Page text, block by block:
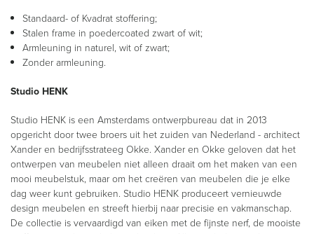
Standaard- of Kvadrat stoffering;
Stalen frame in poedercoated zwart of wit;
Armleuning in naturel, wit of zwart;
Zonder armleuning.
Studio HENK
Studio HENK is een Amsterdams ontwerpbureau dat in 2013
opgericht door twee broers uit het zuiden van Nederland - architect
Xander en bedrijfsstrateeg Okke. Xander en Okke geloven dat het
ontwerpen van meubelen niet alleen draait om het maken van een
mooi meubelstuk, maar om het creëren van meubelen die je elke
dag weer kunt gebruiken. Studio HENK produceert vernieuwde
design meubelen en streeft hierbij naar precisie en vakmanschap.
De collectie is vervaardigd van eiken met de fijnste nerf, de mooiste